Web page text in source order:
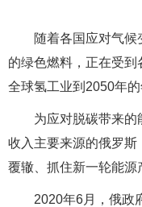
随着各国应对气
的绿色燃料，正在受
全球氢工业到2050年
为应对脱碳带来
收入主要来源的俄罗斯
覆辙、抓住新一轮能
2020年6月，俄政